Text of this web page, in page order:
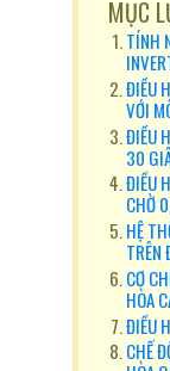
MỤC
TÍNH
ĐIỀU
VỚI
ĐIỀU
30
ĐIỀU
CHỜ
HỆ
TRÊN
CƠ
HÒA
ĐIỀU
CHẾ